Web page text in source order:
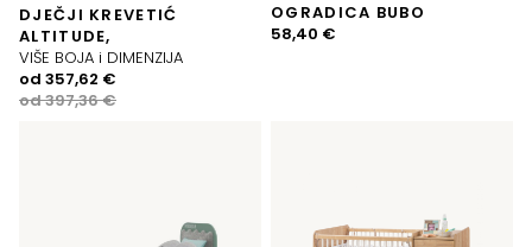
DJEČJI KREVETIĆ
ALTITUDE,
VIŠE BOJA i DIMENZIJA
od397,36€
Izvorna
cijena
od 357,62 €
Trenutna
cijena
OGRADICA BUBO
58,40 €